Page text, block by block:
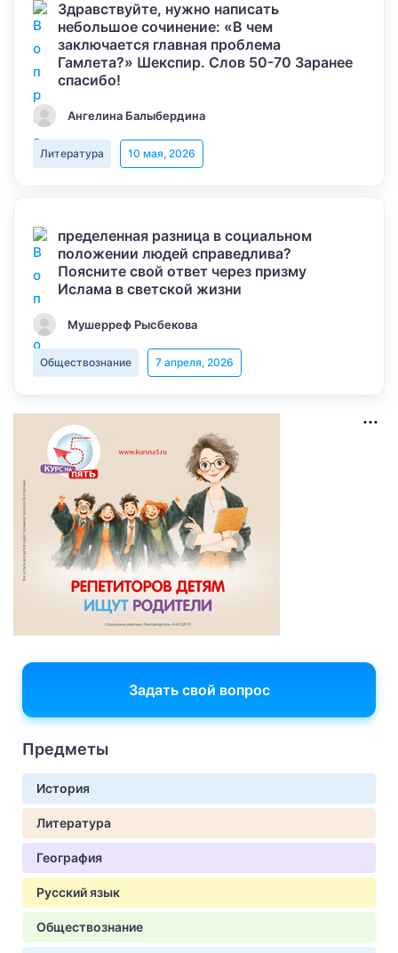
Здравствуйте, нужно написать
небольшое сочинение: «В чем
заключается главная проблема
Гамлета?» Шекспир. Слов 50-70 Заранее
спасибо!
Ангелина Балыбердина
Литература 10 мая, 2026
пределенная разница в социальном
положении людей справедлива?
Поясните свой ответ через призму
Ислама в светской жизни
Мушерреф Рысбекова
Обществознание 7 апреля, 2026
Задать свой вопрос
Предметы
История
Литература
География
Русский язык
Обществознание